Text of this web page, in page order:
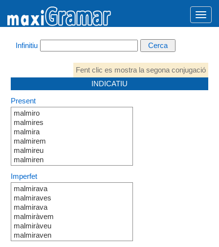
Infinitiu
Fent clic es mostra la segona conjugació
INDICATIU
Present
malmiro
malmires
malmira
malmirem
malmireu
malmiren
Imperfet
malmirava
malmiraves
malmirava
malmiràvem
malmiràveu
malmiraven